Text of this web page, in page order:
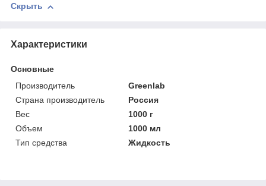
Скрыть
Характеристики
Основные
Производитель
Greenlab
Страна производитель
Россия
Вес
1000 г
Объем
1000 мл
Тип средства
Жидкость